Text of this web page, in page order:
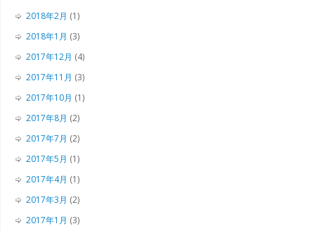
2018年2月 (1)
2018年1月 (3)
2017年12月 (4)
2017年11月 (3)
2017年10月 (1)
2017年8月 (2)
2017年7月 (2)
2017年5月 (1)
2017年4月 (1)
2017年3月 (2)
2017年1月 (3)